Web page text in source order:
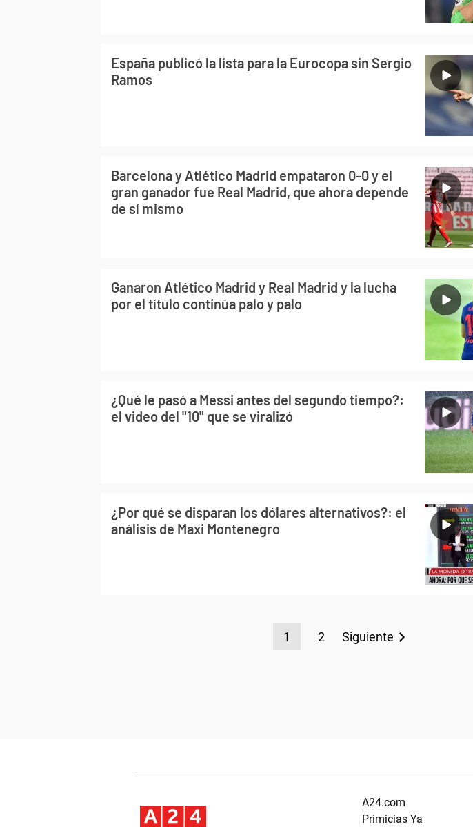
España publicó la lista para la Eurocopa sin Sergio
Ramos
Barcelona y Atlético Madrid empataron 0-0 y el
gran ganador fue Real Madrid, que ahora depende
de sí mismo
Ganaron Atlético Madrid y Real Madrid y la lucha
por el título continúa palo y palo
¿Qué le pasó a Messi antes del segundo tiempo?:
el video del "10" que se viralizó
¿Por qué se disparan los dólares alternativos?: el
análisis de Maxi Montenegro
1 2 Siguiente
A24.com
Primicias Ya